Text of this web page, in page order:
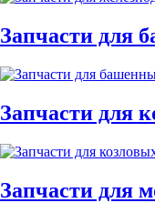
Запчасти для
Запчасти для
Запчасти для